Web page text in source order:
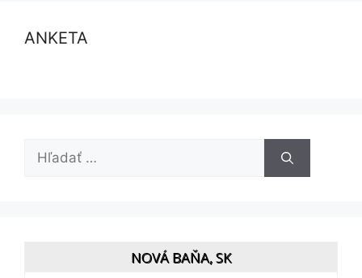
ANKETA
Hľadať:
NOVÁ BAŇA, SK